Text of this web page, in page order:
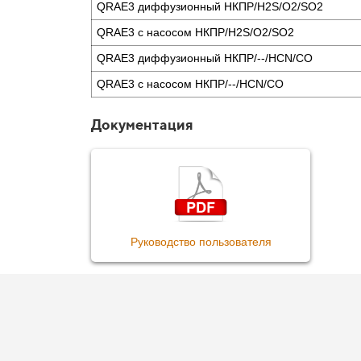
QRAE3 диффузионный НКПР/H2S/O2/SO2
QRAE3 с насосом НКПР/H2S/O2/SO2
QRAE3 диффузионный НКПР/--/HCN/CO
QRAE3 с насосом НКПР/--/HCN/CO
Документация
Руководство пользователя